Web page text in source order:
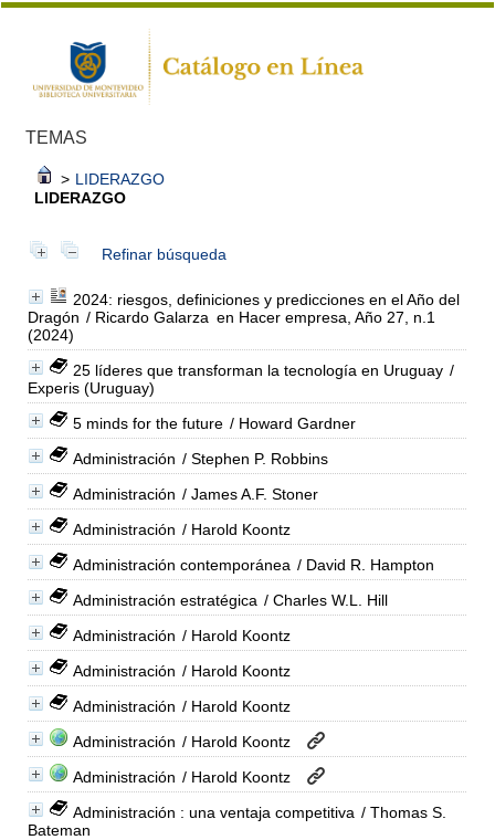
TEMAS
> LIDERAZGO
LIDERAZGO
Refinar búsqueda
2024: riesgos, definiciones y predicciones en el Año del
Dragón / Ricardo Galarza en Hacer empresa, Año 27, n.1
(2024)
25 líderes que transforman la tecnología en Uruguay /
Experis (Uruguay)
5 minds for the future / Howard Gardner
Administración / Stephen P. Robbins
Administración / James A.F. Stoner
Administración / Harold Koontz
Administración contemporánea / David R. Hampton
Administración estratégica / Charles W.L. Hill
Administración / Harold Koontz
Administración / Harold Koontz
Administración / Harold Koontz
Administración / Harold Koontz
Administración / Harold Koontz
Administración : una ventaja competitiva / Thomas S.
Bateman